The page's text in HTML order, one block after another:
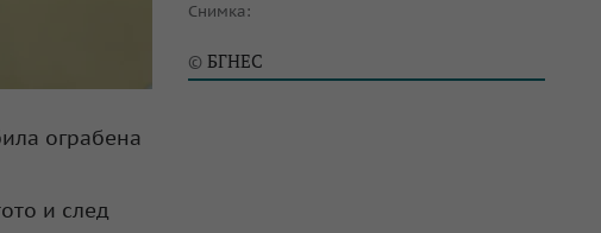
Снимка:
© БГНЕС
ограбена
и след